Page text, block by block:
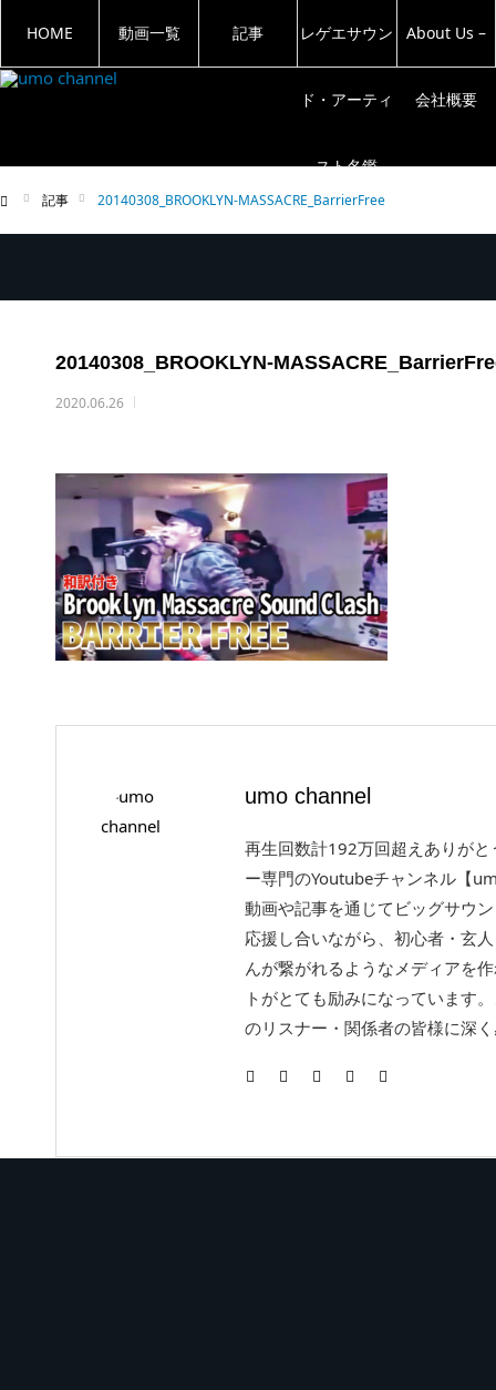
HOME 動画一覧 記事 レゲエサウン
ド・アーティ
スト名鑑
About Us –
会社概要
記事 20140308_BROOKLYN-MASSACRE_BarrierFree
20140308_BROOKLYN-
2020.06.26
umo channel
再生回数計192万回超えありが
ー専門のYoutubeチャンネル【
動画や記事を通じてビッグサウ
応援し合いながら、初心者・玄
んが繋がれるようなメディアを
トがとても励みになっています
のリスナー・関係者の皆様に深